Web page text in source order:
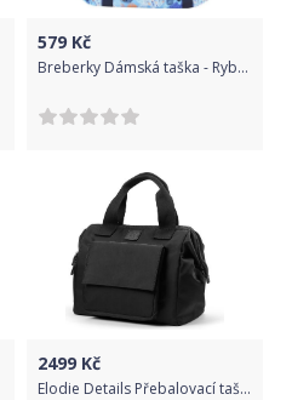
579 Kč
Breberky Dámská taška - Rybky modré
2499 Kč
Elodie Details Přebalovací taška Black